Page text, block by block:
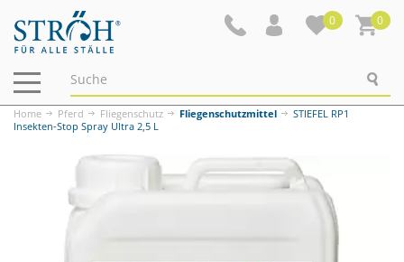
0 0
Navigation
ein-/ausblenden
Home Pferd Fliegenschutz Fliegenschutzmittel
STIEFEL RP1
Insekten-Stop Spray Ultra 2,5 L